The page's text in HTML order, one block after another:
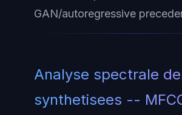
GAN/autoregressive
Analyse spectrale
synthetisees --